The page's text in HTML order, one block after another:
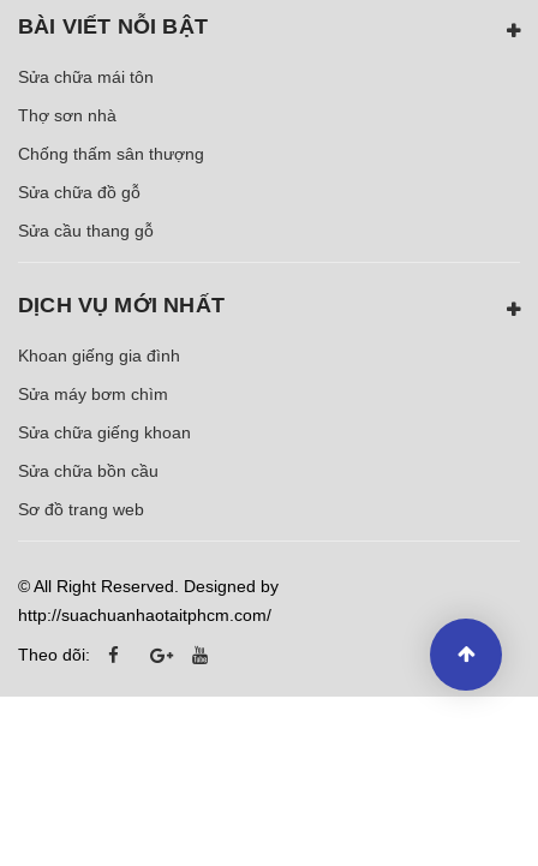
BÀI VIẾT NỖI BẬT
Sửa chữa mái tôn
Thợ sơn nhà
Chống thấm sân thượng
Sửa chữa đồ gỗ
Sửa cầu thang gỗ
DỊCH VỤ MỚI NHẤT
Khoan giếng gia đình
Sửa máy bơm chìm
Sửa chữa giếng khoan
Sửa chữa bồn cầu
Sơ đồ trang web
© All Right Reserved. Designed by
http://suachuanhaotaitphcm.com/
Theo dõi: